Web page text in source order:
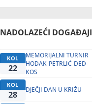
NADOLAZEĆI DOGAĐAJI
KOL
22
MEMORIJALNI TURNIR
HODAK-PETRLIĆ-DED-
KOS
KOL
28 DJEČJI DAN U KRIŽU